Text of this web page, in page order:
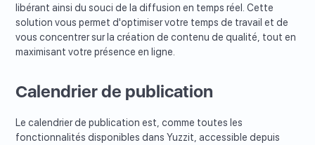
libérant ainsi du souci de la diffusion en temps réel. Cette
solution vous permet d'optimiser votre temps de travail et de
vous concentrer sur la création de contenu de qualité, tout en
maximisant votre présence en ligne.
Calendrier de publication
Le calendrier de publication est, comme toutes les
fonctionnalités disponibles dans Yuzzit, accessible depuis